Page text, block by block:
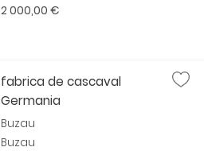
2 000,00 €
fabrica de cascaval
Germania
Buzau
Buzau